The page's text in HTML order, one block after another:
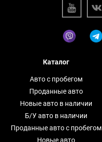
Каталог
Авто с пробегом
Проданные авто
Новые авто в наличии
Б/У авто в наличии
Проданные авто с пробегом
Новые авто